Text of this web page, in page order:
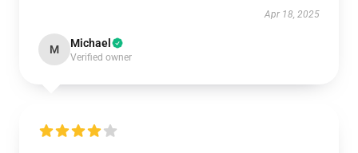
Apr 18, 2025
M Michael
Verified owner